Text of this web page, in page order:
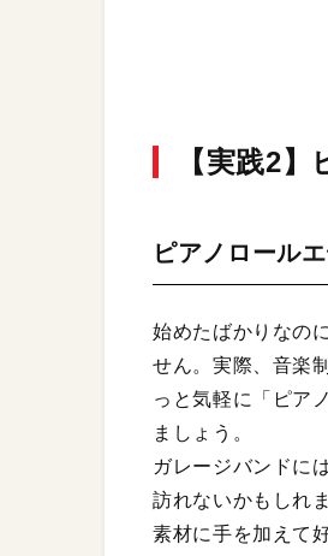
【実践2
ピアノロール
始めたばかりなの
せん。実際、音楽
っと気軽に「ピア
ましょう。
ガレージバンドに
訪れないかもしれ
素材に手を加えて